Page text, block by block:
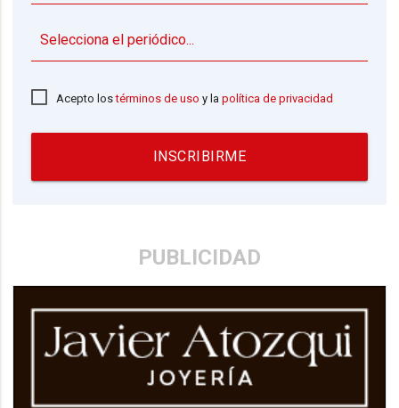
Acepto lostérminos de uso y lapolítica de privacidad
INSCRIBIRME
PUBLICIDAD